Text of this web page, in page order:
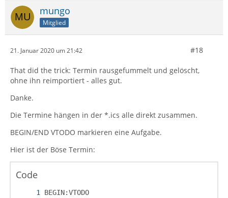
mungo
Mitglied
21. Januar 2020 um 21:42 #18
That did the trick: Termin rausgefummelt und gelöscht,
ohne ihn reimportiert - alles gut.
Danke.
Die Termine hängen in der *.ics alle direkt zusammen.
BEGIN/END VTODO markieren eine Aufgabe.
Hier ist der Böse Termin:
Code